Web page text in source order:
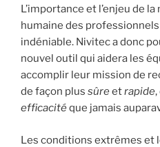
L’importance et l’enjeu de
humaine des
indéniable. Nivitec a donc
nouvel outil qui aidera les
accomplir leur mission de
de façon plus sûreetrapide,
efficacitéque jamais
Les conditions extrêmes et